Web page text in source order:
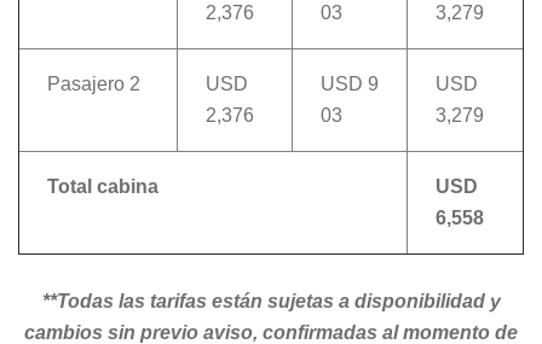
2,376
03
3,279
Pasajero 2
USD
2,376
USD 9
03
USD
3,279
Total cabina
USD
6,558
**Todas las tarifas están sujetas a disponibilidad y
cambios sin previo aviso, confirmadas al momento de